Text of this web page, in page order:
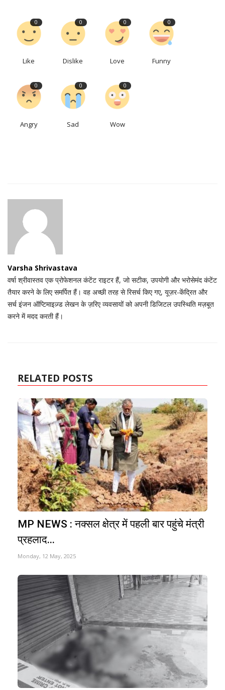
0
Like
0
Dislike
0
Love
0
Funny
0
Angry
0
Sad
0
Wow
Varsha Shrivastava
वर्षा श्रीवास्तव एक प्रोफेशनल कंटेंट राइटर हैं, जो सटीक, उपयोगी और भरोसेमंद कंटेंट
तैयार करने के लिए समर्पित हैं। वह अच्छी तरह से रिसर्च किए गए, यूज़र-केंद्रित और
सर्च इंजन ऑप्टिमाइज़्ड लेखन के ज़रिए व्यवसायों को अपनी डिजिटल उपस्थिति मज़बूत
करने में मदद करती हैं।
RELATED POSTS
MP NEWS : नक्सल क्षेत्र में पहली बार पहुंचे मंत्री
प्रहलाद...
Monday, 12 May, 2025